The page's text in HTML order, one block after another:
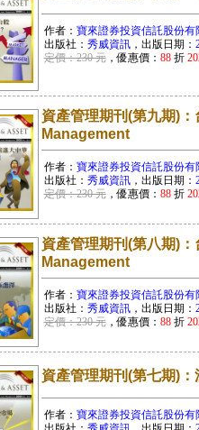
作者： 寶來證券投資信託股份有
出版社： 秀威資訊，出版日期：
定價：230 元，優惠價： 88折
資產管理期刊(第九期)
Management
作者： 寶來證券投資信託股份有
出版社： 秀威資訊，出版日期：
定價：230 元，優惠價： 88折
資產管理期刊(第八期)
Management
作者： 寶來證券投資信託股份有
出版社： 秀威資訊，出版日期：
定價：230 元，優惠價： 88折
資產管理期刊(第七期)
作者： 寶來證券投資信託股份有